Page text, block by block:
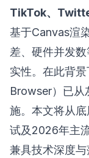
TikTok、
基于Canvas渲
差、硬件并发数
实性。在此背
Browser）已从
施。本文将从
试及2026年主
兼具技术深度与